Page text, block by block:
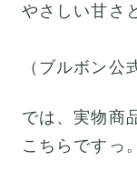
やさしい甘さ
（ブルボン公
では、実物商
こちらですっ。